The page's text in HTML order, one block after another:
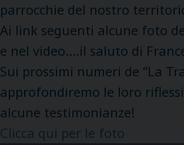
parrocchie del nostro
Ai link seguenti alcune foto
e nel video….il saluto di
Sui prossimi numeri de “La
approfondiremo le loro
alcune testimonianze!
Clicca qui per le foto